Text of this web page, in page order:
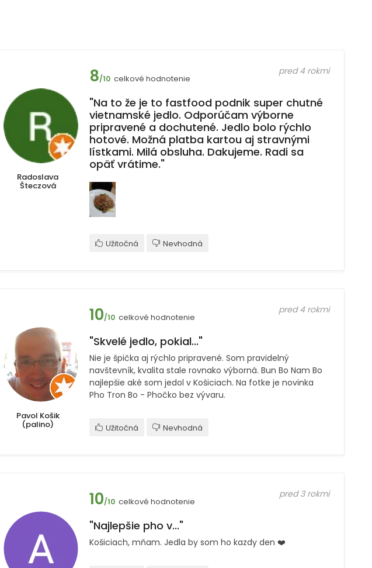
Radoslava
Šteczová
8/10 celkové hodnotenie
pred 4 rokmi
"Na to že je to fastfood podnik super chutné
vietnamské jedlo. Odporúčam výborne
pripravené a dochutené. Jedlo bolo rýchlo
hotové. Možná platba kartou aj stravnými
lístkami. Milá obsluha. Dakujeme. Radi sa
opäť vrátime."
Užitočná Nevhodná
Pavol Košik
(palino)
10/10 celkové hodnotenie
pred 4 rokmi
"Skvelé jedlo, pokial..."
Nie je špička aj rýchlo pripravené. Som pravidelný
navštevník, kvalita stale rovnako výborná. Bun Bo Nam Bo
najlepšie aké som jedol v Košiciach. Na fotke je novinka
Pho Tron Bo - Phočko bez vývaru.
Užitočná Nevhodná
10/10 celkové hodnotenie
pred 3 rokmi
"Najlepšie pho v..."
Košiciach, mňam. Jedla by som ho kazdy den ❤️